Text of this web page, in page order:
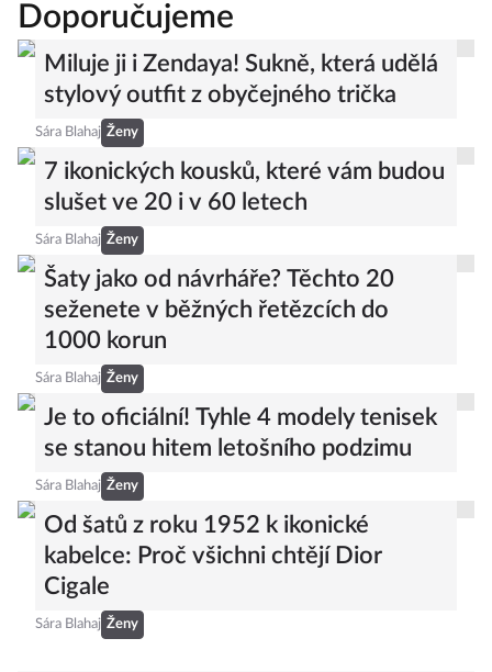
Doporučujeme
Miluje ji i Zendaya! Sukně, která udělá
stylový outfit z obyčejného trička
Sára Blahaj Ženy
7 ikonických kousků, které vám budou
slušet ve 20 i v 60 letech
Sára Blahaj Ženy
Šaty jako od návrháře? Těchto 20
seženete v běžných řetězcích do
1000 korun
Sára Blahaj Ženy
Je to oficiální! Tyhle 4 modely tenisek
se stanou hitem letošního podzimu
Sára Blahaj Ženy
Od šatů z roku 1952 k ikonické
kabelce: Proč všichni chtějí Dior
Cigale
Sára Blahaj Ženy